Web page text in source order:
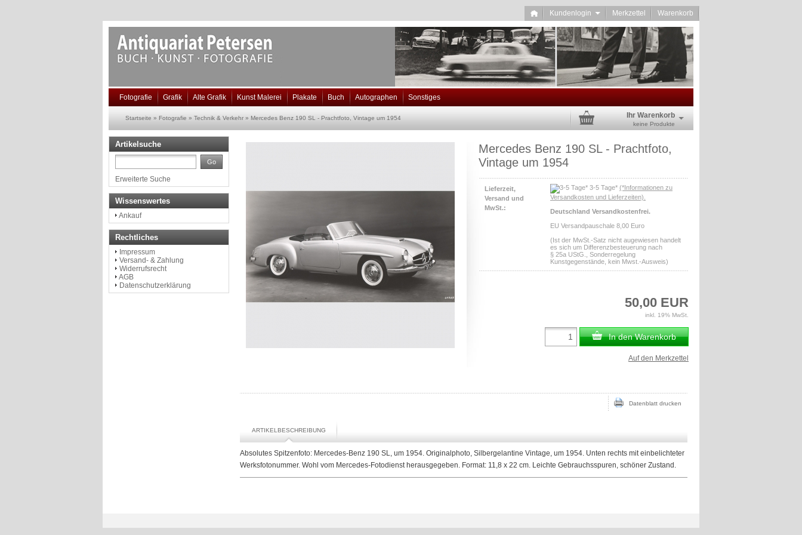
Kundenlogin Merkzettel Warenkorb
Fotografie Grafik Alte Grafik Kunst Malerei Plakate Buch Autographen Sonstiges
Startseite » Fotografie » Technik & Verkehr » Mercedes Benz 190 SL - Prachtfoto, Vintage um 1954 Ihr Warenkorb
keine Produkte
Mercedes Benz 190 SL - Prachtfoto,
Vintage um 1954
Lieferzeit,
Versand und
MwSt.:
3-5 Tage* (*Informationen zu
Versandkosten und Lieferzeiten).
Deutschland Versandkostenfrei.
EU Versandpauschale 8,00 Euro
(Ist der MwSt.-Satz nicht augewiesen handelt
es sich um Differenzbesteuerung nach
§ 25a UStG., Sonderregelung
Kunstgegenstände, kein Mwst.-Ausweis)
50,00 EUR
inkl. 19% MwSt.
In den Warenkorb
Auf den Merkzettel
Datenblatt drucken
ARTIKELBESCHREIBUNG
Absolutes Spitzenfoto: Mercedes-Benz 190 SL, um 1954. Originalphoto, Silbergelantine Vintage, um 1954. Unten rechts mit einbelichteter
Werksfotonummer. Wohl vom Mercedes-Fotodienst herausgegeben. Format: 11,8 x 22 cm. Leichte Gebrauchsspuren, schöner Zustand.
Artikelsuche
Go
Erweiterte Suche
Wissenswertes
Ankauf
Rechtliches
Impressum
Versand- & Zahlung
Widerrufsrecht
AGB
Datenschutzerklärung